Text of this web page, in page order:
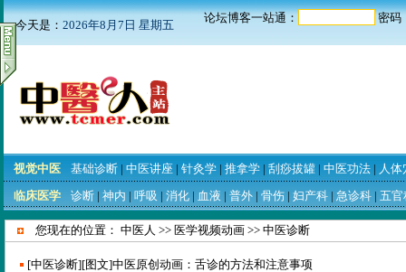
今天是： 2026年8月7日 星期五
论坛博客一站通： 密码
视觉中医 基础诊断| 中医讲座| 针灸学| 推拿学 | 刮痧拔罐 | 中医功法 | 人体
临床医学
诊断| 神内 | 呼吸 | 消化 | 血液 | 普外| 骨伤 | 妇产科 | 急诊科 | 五官
您现在的位置： 中医人 >> 医学视频动画 >> 中医诊断
[中医诊断][图文]中医原创动画：舌诊的方法和注意事项